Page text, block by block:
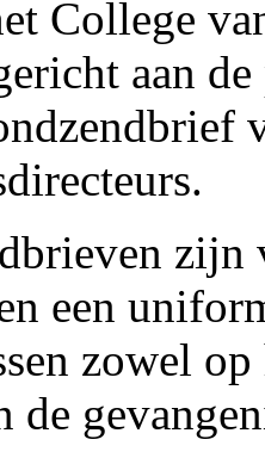
College
aan
zijn
een
zowel
de